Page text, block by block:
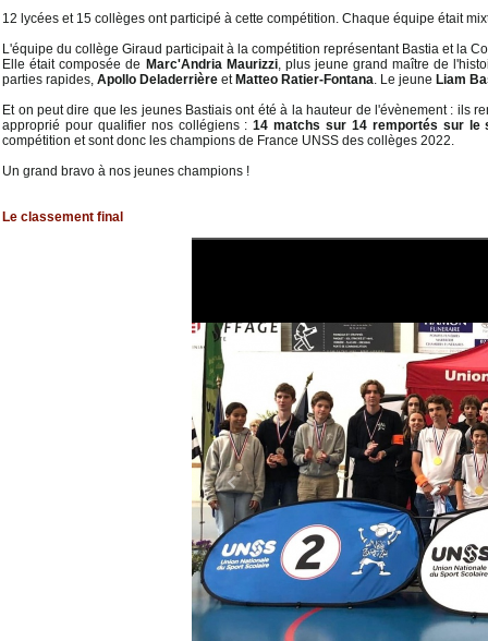
12 lycées et 15 collèges ont participé à cette compétition. Chaque équipe était
L'équipe du collège Giraud participait à la compétition représentant Bastia et la
Elle était composée de Marc'Andria Maurizzi, plus jeune grand maître de
parties rapides,Apollo Deladerrière et Matteo Ratier-Fontana. Le jeune Liam
Et on peut dire que les jeunes Bastiais ont été à la hauteur de l'évènement : ils
approprié pour qualifier nos collégiens :14 matchs sur 14 remportés sur le
compétition et sont donc les champions de France UNSS des collèges 2022.
Un grand bravo à nos jeunes champions !
Le classement final